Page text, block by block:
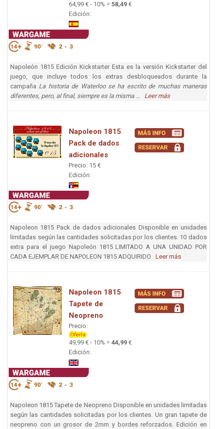
64,99 € - 10% = 58,49 €
Edición:
Napoleón 1815 Edición Kickstarter Esta es la versión Kickstarter del
juego, que incluye todos los extras desbloqueados durante la
campaña La historia de Waterloo se ha escrito de muchas maneras
diferentes, pero, al final, siempre es la misma ... Leer más
Napoleon 1815
Pack de dados
adicionales
Precio: 15 €
Edición:
Napoleon 1815 Pack de dados adicionales Disponible en unidades
limitadas según las cantidades solicitadas por los clientes. 10 dados
extra para el juego Napoleón 1815 LIMITADO A UNA UNIDAD POR
CADA EJEMPLAR DE NAPOLEON 1815 ADQUIRIDO Leer más
Napoleon 1815
Tapete de
Neopreno
Precio:
49,99 € - 10% = 44,99 €
Edición:
Napoleon 1815 Tapete de Neopreno Disponible en unidades limitadas
según las cantidades solicitadas por los clientes. Un gran tapete de
neopreno con un grosor de 2mm y bordes reforzados. Edición en